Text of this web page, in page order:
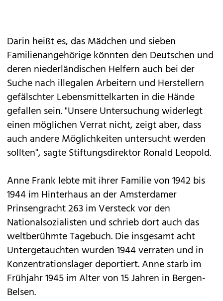
Darin heißt es, das Mädchen und sieben
Familienangehörige könnten den Deutschen und
deren niederländischen Helfern auch bei der
Suche nach illegalen Arbeitern und Herstellern
gefälschter Lebensmittelkarten in die Hände
gefallen sein. "Unsere Untersuchung widerlegt
einen möglichen Verrat nicht, zeigt aber, dass
auch andere Möglichkeiten untersucht werden
sollten", sagte Stiftungsdirektor Ronald Leopold.
Anne Frank lebte mit ihrer Familie von 1942 bis
1944 im Hinterhaus an der Amsterdamer
Prinsengracht 263 im Versteck vor den
Nationalsozialisten und schrieb dort auch das
weltberühmte Tagebuch. Die insgesamt acht
Untergetauchten wurden 1944 verraten und in
Konzentrationslager deportiert. Anne starb im
Frühjahr 1945 im Alter von 15 Jahren in Bergen-
Belsen.